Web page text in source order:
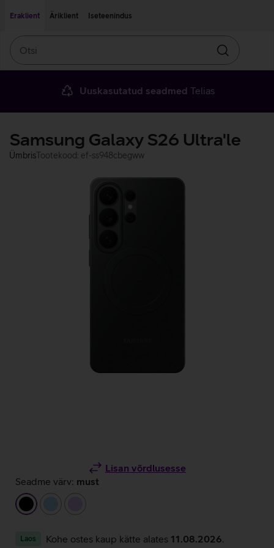
Eraklient
Äriklient Iseteenindus
Otsin
Uuskasutatud seadmed Telias
Samsung Galaxy S26 Ultra'le
ÜmbrisTootekood: ef-ss948cbegww
Lisan võrdlusesse
Seadme värv: must
must
Laos Kohe ostes kaup kätte alates 11.08.2026